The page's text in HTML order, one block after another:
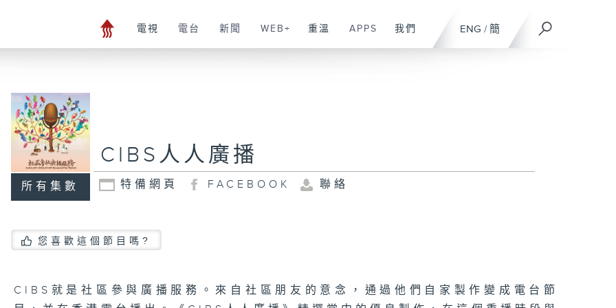
ENG / 簡
電視 電台 新聞 WEB+ 重溫 APPS 我們
所有集數
CIBS人人廣播
特備網頁 FACEBOOK 聯絡
您喜歡這個節目嗎?
CIBS就是社區參與廣播服務。來自社區朋友的意念，通過他們自家製作變成電台節